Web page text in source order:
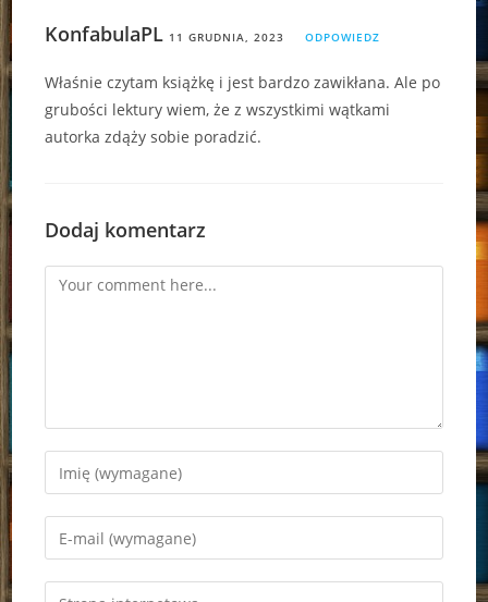
KonfabulaPL 11 GRUDNIA, 2023 ODPOWIEDZ
Właśnie czytam książkę i jest bardzo zawikłana. Ale po
grubości lektury wiem, że z wszystkimi wątkami
autorka zdąży sobie poradzić.
Dodaj komentarz
Comment
Enter
your
name
Enter
your
email
Enter